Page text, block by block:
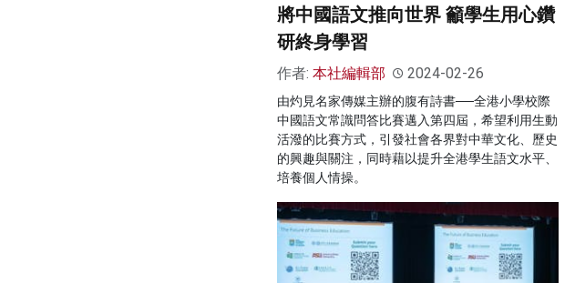
將中國語文推向世界 籲學生用心鑽
研終身學習
作者: 本社編輯部 2024-02-26
由灼見名家傳媒主辦的腹有詩書──全港小學校際
中國語文常識問答比賽邁入第四屆，希望利用生動
活潑的比賽方式，引發社會各界對中華文化、歷史
的興趣與關注，同時藉以提升全港學生語文水平、
培養個人情操。